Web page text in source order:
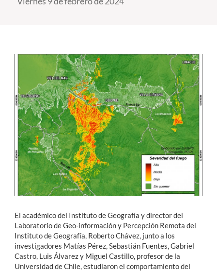
Formación Continua
Estudiantes
Académicos
Funcionarios
Alumni
English
El académico del Instituto de Geografía y director del
Laboratorio de Geo-información y Percepción Remota del
Instituto de Geografía, Roberto Chávez, junto a los
investigadores Matías Pérez, Sebastián Fuentes, Gabriel
Castro, Luis Álvarez y Miguel Castillo, profesor de la
Universidad de Chile, estudiaron el comportamiento del